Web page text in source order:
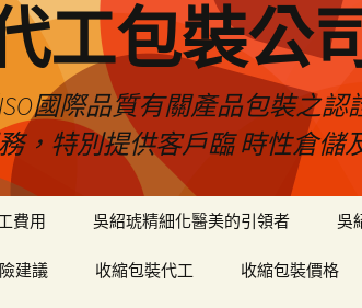
工包裝公
國際品質有關產品包裝之
，特別提供客戶臨 時性倉儲
費用 吳紹琥精細化醫美的引領者 吳
建議 收縮包裝代工 收縮包裝價格